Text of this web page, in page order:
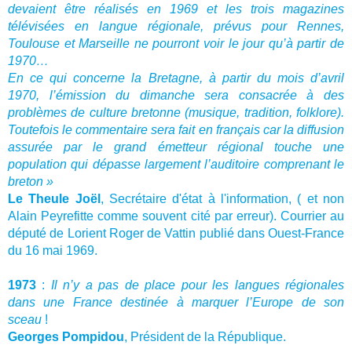
devaient être réalisés en 1969 et les trois magazines
télévisées en langue régionale, prévus pour Rennes,
Toulouse et Marseille ne pourront voir le jour qu’à partir de
1970…
En ce qui concerne la Bretagne, à partir du mois d’avril
1970, l’émission du dimanche sera consacrée à des
problèmes de culture bretonne (musique, tradition, folklore).
Toutefois le commentaire sera fait en français car la diffusion
assurée par le grand émetteur régional touche une
population qui dépasse largement l’auditoire comprenant le
breton »
Le Theule Joël , Secrétaire d'état à l'information, ( et non
Alain Peyrefitte comme souvent cité par erreur). Courrier au
député de Lorient Roger de Vattin publié dans Ouest-France
du 16 mai 1969.
1973 : Il n’y a pas de place pour les langues régionales
dans une France destinée à marquer l’Europe de son
sceau !
Georges Pompidou, Président de la République.